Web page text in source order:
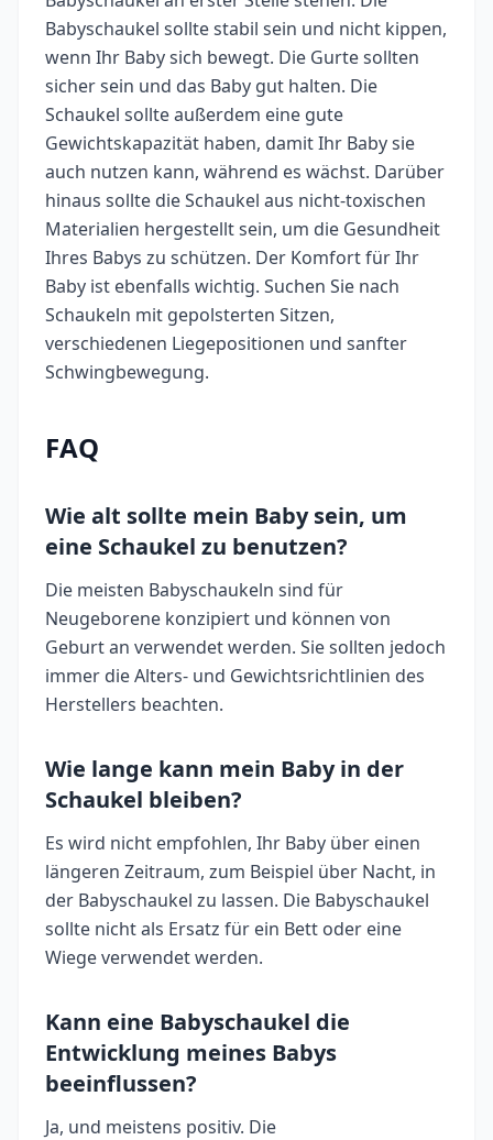
Babyschaukel sollte stabil sein und nicht kippen,
wenn Ihr Baby sich bewegt. Die Gurte sollten
sicher sein und das Baby gut halten. Die
Schaukel sollte außerdem eine gute
Gewichtskapazität haben, damit Ihr Baby sie
auch nutzen kann, während es wächst. Darüber
hinaus sollte die Schaukel aus nicht-toxischen
Materialien hergestellt sein, um die Gesundheit
Ihres Babys zu schützen. Der Komfort für Ihr
Baby ist ebenfalls wichtig. Suchen Sie nach
Schaukeln mit gepolsterten Sitzen,
verschiedenen Liegepositionen und sanfter
Schwingbewegung.
FAQ
Wie alt sollte mein Baby sein, um
eine Schaukel zu benutzen?
Die meisten Babyschaukeln sind für
Neugeborene konzipiert und können von
Geburt an verwendet werden. Sie sollten jedoch
immer die Alters- und Gewichtsrichtlinien des
Herstellers beachten.
Wie lange kann mein Baby in der
Schaukel bleiben?
Es wird nicht empfohlen, Ihr Baby über einen
längeren Zeitraum, zum Beispiel über Nacht, in
der Babyschaukel zu lassen. Die Babyschaukel
sollte nicht als Ersatz für ein Bett oder eine
Wiege verwendet werden.
Kann eine Babyschaukel die
Entwicklung meines Babys
beeinflussen?
Ja, und meistens positiv. Die